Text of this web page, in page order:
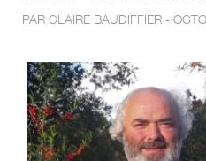
PAR CLAIRE BAUDIFFIER -